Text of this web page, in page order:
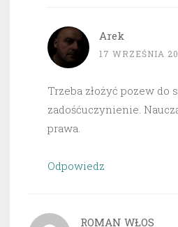
Arek
17 WRZEŚNIA
Trzeba złożyć pozew do
zadośćuczynienie.
prawa.
Odpowiedz
ROMAN WŁOS